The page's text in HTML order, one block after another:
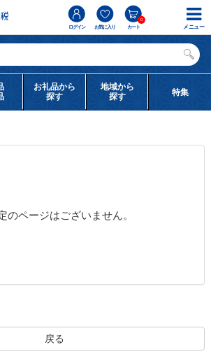
ログイン お気に入り カート
0
お礼品から
探す
地域から
探す
特集
のページはございません。
戻る
メニュー